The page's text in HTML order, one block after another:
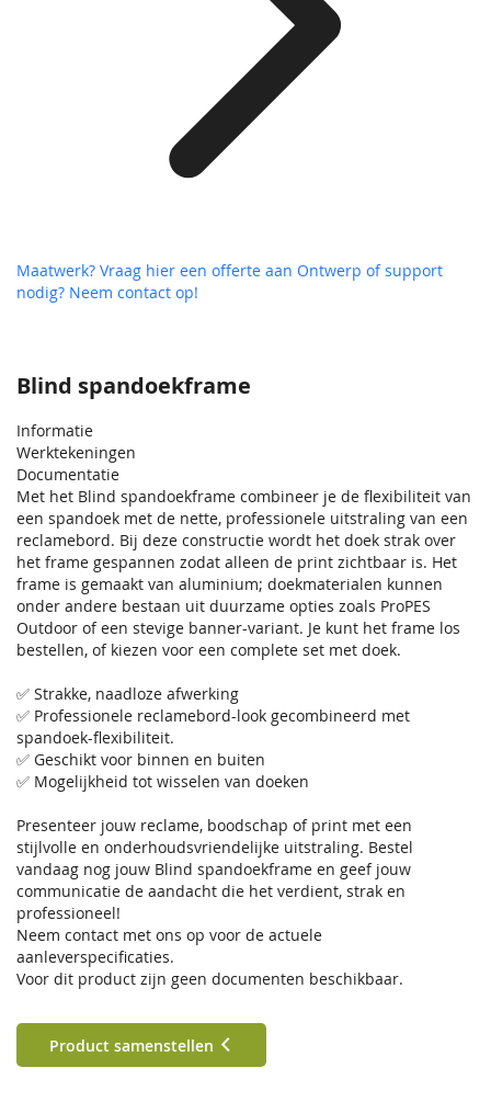
Blind spandoekframe
Informatie
Werktekeningen
Documentatie
Met het Blind spandoekframe combineer je de flexibiliteit van
een spandoek met de nette, professionele uitstraling van een
reclamebord. Bij deze constructie wordt het doek strak over
het frame gespannen zodat alleen de print zichtbaar is. Het
frame is gemaakt van aluminium; doekmaterialen kunnen
onder andere bestaan uit duurzame opties zoals ProPES
Outdoor of een stevige banner-variant. Je kunt het frame los
bestellen, of kiezen voor een complete set met doek.
✅ Strakke, naadloze afwerking
✅ Professionele reclamebord-look gecombineerd met
spandoek-flexibiliteit.
✅ Geschikt voor binnen en buiten
✅ Mogelijkheid tot wisselen van doeken
Presenteer jouw reclame, boodschap of print met een
stijlvolle en onderhoudsvriendelijke uitstraling. Bestel
vandaag nog jouw Blind spandoekframe en geef jouw
communicatie de aandacht die het verdient, strak en
professioneel!
Neem contact met ons op voor de actuele
aanleverspecificaties.
Voor dit product zijn geen documenten beschikbaar.
Product samenstellen
Maatwerk? Vraag hier een offerte aan Ontwerp of support
nodig? Neem contact op!